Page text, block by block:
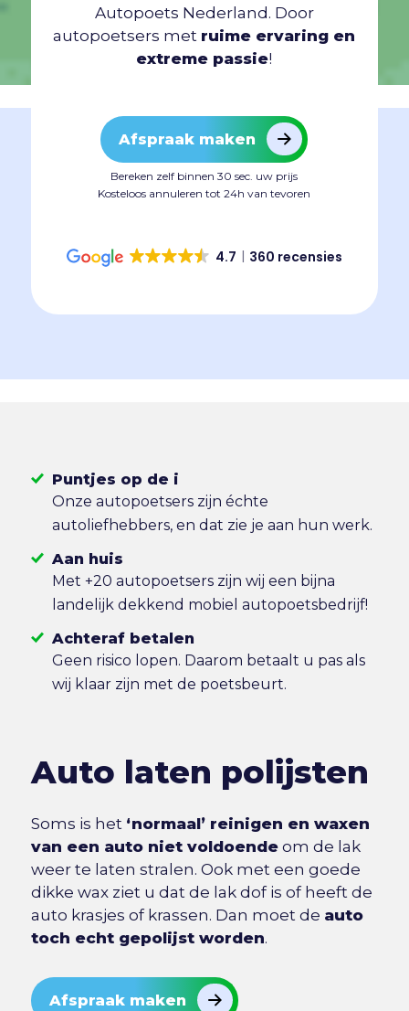
Autopoets Nederland. Door
autopoetsers met ruime ervaring en
extreme passie!
Afspraak maken
Bereken zelf binnen 30 sec. uw prijs
Kosteloos annuleren tot 24h van tevoren
4.7 360 recensies
Puntjes op de i
Onze autopoetsers zijn échte
autoliefhebbers, en dat zie je aan hun werk.
Aan huis
Met +20 autopoetsers zijn wij een bijna
landelijk dekkend mobiel autopoetsbedrijf!
Achteraf betalen
Geen risico lopen. Daarom betaalt u pas als
wij klaar zijn met de poetsbeurt.
Auto laten polijsten
Soms is het ‘normaal’ reinigen en waxen
van een auto niet voldoendeom de lak
weer te laten stralen. Ook met een goede
dikke wax ziet u dat de lak dof is of heeft de
auto krasjes of krassen. Dan moet de auto
toch echt gepolijst worden.
Afspraak maken